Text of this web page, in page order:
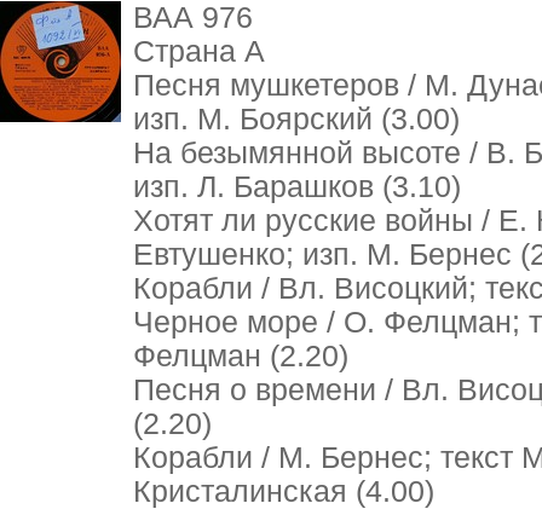
ВАА 976
Страна А
Песня мушкетеров / М.
изп. М. Боярский (3.00)
На безымянной высоте / В.
изп. Л. Барашков (3.10)
Хотят ли русские войны / Е.
Евтушенко; изп. М. Бернес
Корабли / Вл. Висоцкий;
Черное море / О. Фелцман;
Фелцман (2.20)
Песня о времени / Вл.
(2.20)
Корабли / М. Бернес; текст
Кристалинская (4.00)